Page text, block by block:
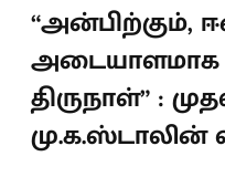
“அன்பிற்கும்,
திருநாள்” :
மு.க.ஸ்டாலின்